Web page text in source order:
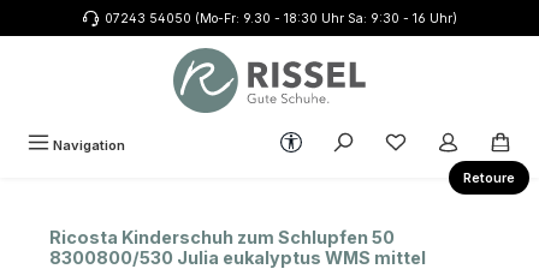
Zum Hauptinhalt springen07243 54050 (Mo-Fr: 9.30 - 18:30 Uhr Sa: 9:30 - 16 Uhr)
Retoure
Navigation Werkzeugleiste anzeigen
Du hast 0
Ricosta Kinderschuh zum Schlupfen 50
8300800/530 Julia eukalyptus WMS mittel